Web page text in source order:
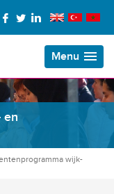
Menu
en
wijk-